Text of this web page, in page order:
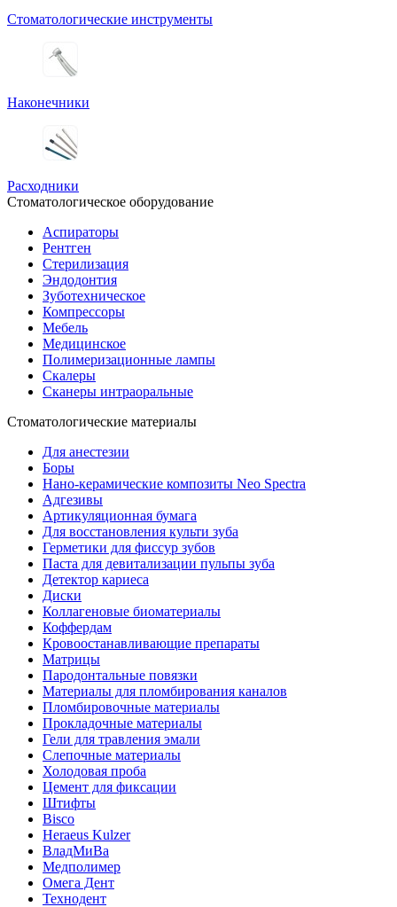
Стоматологические инструменты
Наконечники
Расходники
Стоматологическое оборудование
Аспираторы
Рентген
Стерилизация
Эндодонтия
Зуботехническое
Компрессоры
Мебель
Медицинское
Полимеризационные лампы
Скалеры
Сканеры интраоральные
Стоматологические материалы
Для анестезии
Боры
Нано-керамические композиты Neo Spectra
Адгезивы
Артикуляционная бумага
Для восстановления культи зуба
Герметики для фиссур зубов
Паста для девитализации пульпы зуба
Детектор кариеса
Диски
Коллагеновые биоматериалы
Коффердам
Кровоостанавливающие препараты
Матрицы
Пародонтальные повязки
Материалы для пломбирования каналов
Пломбировочные материалы
Прокладочные материалы
Гели для травления эмали
Слепочные материалы
Холодовая проба
Цемент для фиксации
Штифты
Bisco
Heraeus Kulzer
ВладМиВа
Медполимер
Омега Дент
Технодент